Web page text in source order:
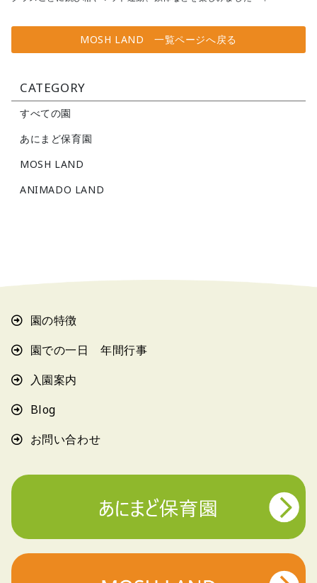
MOSH LAND 一覧ページへ戻る
CATEGORY
すべての園
あにまど保育園
MOSH LAND
ANIMADO LAND
園の特徴
園での一日 年間行事
入園案内
Blog
お問い合わせ